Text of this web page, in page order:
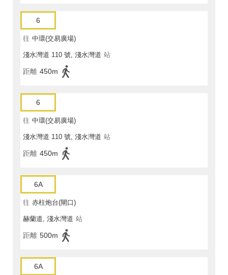
6
往 中環(交易廣場)
淺水灣道 110 號, 淺水灣道 站
距離 450m
6
往 中環(交易廣場)
淺水灣道 110 號, 淺水灣道 站
距離 450m
6A
往 赤柱炮台(閘口)
赫蘭道, 淺水灣道 站
距離 500m
6A